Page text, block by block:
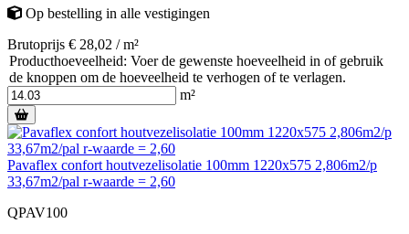
Op bestelling in alle vestigingen
Brutoprijs € 28,02 / m²
Producthoeveelheid: Voer de gewenste hoeveelheid in of gebruik
de knoppen om de hoeveelheid te verhogen of te verlagen.
m²
Pavaflex confort houtvezelisolatie 100mm 1220x575 2,806m2/p
33,67m2/pal r-waarde = 2,60
QPAV100